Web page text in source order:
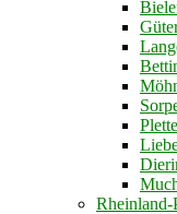
Rheinland-